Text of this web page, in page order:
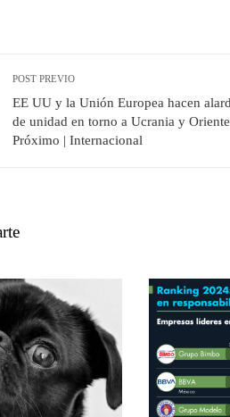
POST PREVIO
EE UU y la Unión Europea hacen
de unidad en torno a Ucrania y Oriente
Próximo | Internacional